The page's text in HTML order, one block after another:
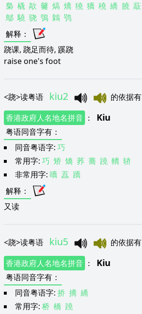
梟 橇 歊 毊 熇 燆 獟 獢 穘 繑 膮 藃
鄥 驍 骁 鴞 鷍 鸮
解释 ：
跷课, 跷足而待, 蹊跷
raise one's foot
<跷>读粤语 kiu2 的依据有
香港政府人名地名拼音 ： Kiu
粤语同音字有 ：
同音粤语字: 巧
常用字: 巧 矫 矯 荞 蕎 蹺 轎 轿
非常用字: 嘺 藠 蹻
解释 ：
又读
<跷>读粤语 kiu5 的依据有
香港政府人名地名拼音 ： Kiu
粤语同音字有 ：
同音粤语字: 挢 撟 繑
常用字: 桥 橋 蹺